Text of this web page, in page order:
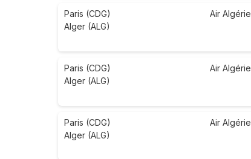
Paris (CDG)
Alger (ALG)
Air Algérie
Paris (CDG)
Alger (ALG)
Air Algérie
Paris (CDG)
Alger (ALG)
Air Algérie